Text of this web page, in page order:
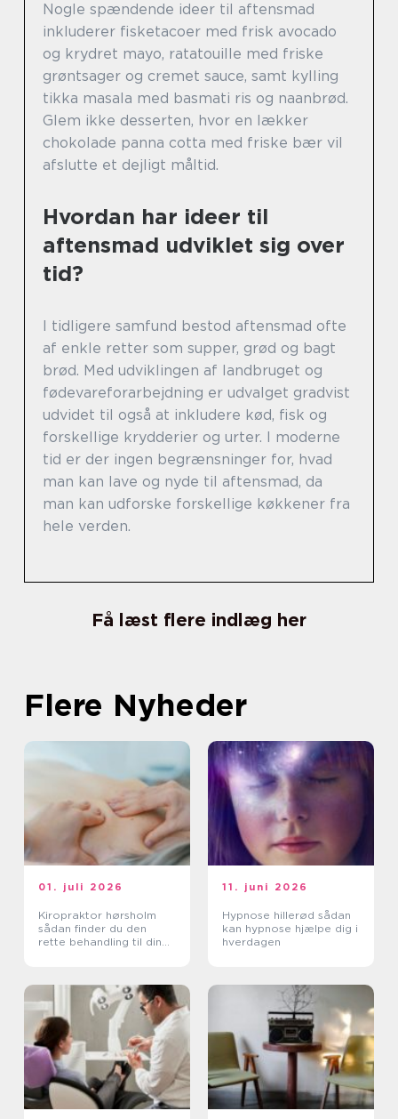
Nogle spændende ideer til aftensmad
inkluderer fisketacoer med frisk avocado
og krydret mayo, ratatouille med friske
grøntsager og cremet sauce, samt kylling
tikka masala med basmati ris og naanbrød.
Glem ikke desserten, hvor en lækker
chokolade panna cotta med friske bær vil
afslutte et dejligt måltid.
Hvordan har ideer til
aftensmad udviklet sig over
tid?
I tidligere samfund bestod aftensmad ofte
af enkle retter som supper, grød og bagt
brød. Med udviklingen af landbruget og
fødevareforarbejdning er udvalget gradvist
udvidet til også at inkludere kød, fisk og
forskellige krydderier og urter. I moderne
tid er der ingen begrænsninger for, hvad
man kan lave og nyde til aftensmad, da
man kan udforske forskellige køkkener fra
hele verden.
Få læst flere indlæg her
Flere Nyheder
01. juli 2026
Kiropraktor hørsholm
sådan finder du den
rette behandling til dine
11. juni 2026
Hypnose hillerød sådan
kan hypnose hjælpe dig i
hverdagen